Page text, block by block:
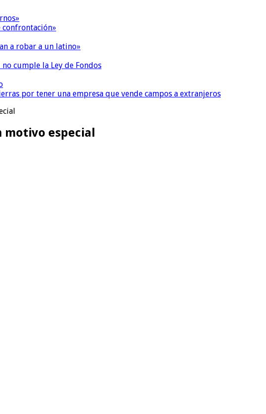
confrontación»
a robar a un latino»
cumple la Ley de Fondos
por tener una empresa que vende campos a extranjeros
motivo especial